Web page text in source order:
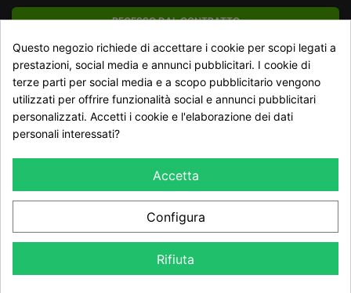
RECESSO DAL CONTRATTO
Traccia stato del recesso
NEWSLETTER
Dichiaro di aver preso visione della Informativa Privacy e
Questo negozio richiede di accettare i cookie per scopi legati a
prestazioni, social media e annunci pubblicitari. I cookie di
terze parti per social media e a scopo pubblicitario vengono
utilizzati per offrire funzionalità social e annunci pubblicitari
personalizzati. Accetti i cookie e l'elaborazione dei dati
personali interessati?
Accetta
Configura
Rifiuta